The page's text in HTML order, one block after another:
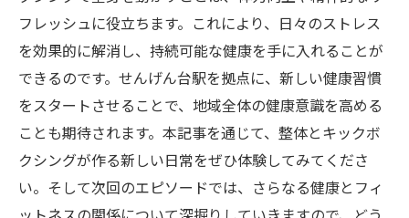
フレッシュに役立ちます。これにより、日々のストレス
を効果的に解消し、持続可能な健康を手に入れることが
できるのです。せんげん台駅を拠点に、新しい健康習慣
をスタートさせることで、地域全体の健康意識を高める
ことも期待されます。本記事を通じて、整体とキックボ
クシングが作る新しい日常をぜひ体験してみてくださ
い。そして次回のエピソードでは、さらなる健康とフィ